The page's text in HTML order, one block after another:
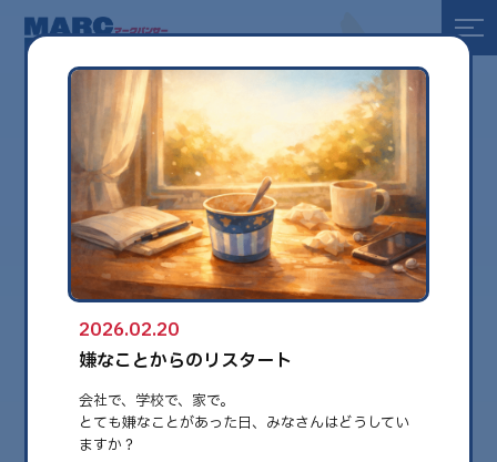
全て
健康
美容
環境
globe
2026.02.20
嫌なことからのリスタート
会社で、学校で、家で。
とても嫌なことがあった日、みなさんはどうしてい
ますか？